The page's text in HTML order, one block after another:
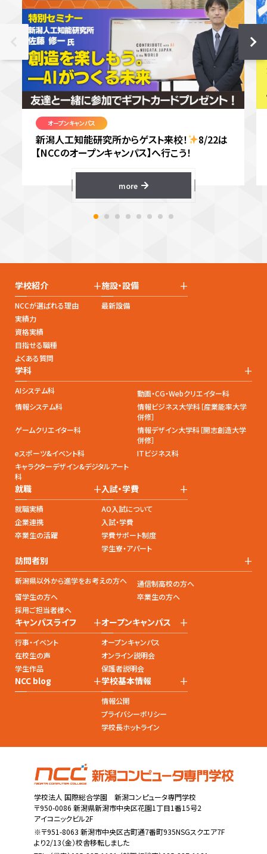
オープンキャンパス
新潟人工知能研究所からゲスト来校！
8/22は
【NCCのオープンキャンパス】へ行こう！
more
学校紹介 +
NCCが選ばれる理由
実績力
資格実績
目指せる職種
よくある質問
施設・設備 +
最新設備
学科 +
AIシステム科
動画・CG・Webクリエイター科
情報システム科
情報ビジネス大学科［産業能率大学
併修］
ゲームクリエイター科
情報デザイン大学科［開志創造大学
併修］
eスポーツ&イベント科
ITビジネス科
キャラクターデザイン&デジタルアート
科
就職 +
就職実績
企業連携
卒業生の活躍
入試・学費 +
AO入試について
入試・学費
学費サポート制度
学生寮・アパート
訪問者別 +
新潟県以外から進学をお考えの方へ
通信制高校の方へ
留学生の方へ
卒業生の方へ
採用ご担当者様へ
キャンパスライフ +
行事・イベント
在校生の声
学生作品
オープンキャンパス +
オープンキャンパス
オンライン説明会
保護者説明会
NCC blog +学校基本情報 +
情報公開
プライバシーポリシー
学校長ホットライン
学校法人 国際総合学園 新潟コンピュータ専門学校
〒950-0086 新潟県新潟市中央区花園1丁目1番15号2
アイコニックビル2F
※〒951-8063 新潟市中央区古町通7番町935NSGスクエア7F
より2/13（金）校舎移転しました